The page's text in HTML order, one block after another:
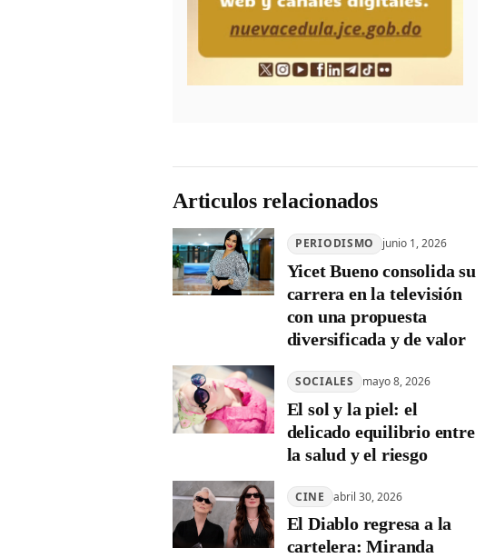
Articulos relacionados
PERIODISMO junio 1, 2026
Yicet Bueno consolida su
carrera en la televisión
con una propuesta
diversificada y de valor
SOCIALES mayo 8, 2026
El sol y la piel: el
delicado equilibrio entre
la salud y el riesgo
CINE abril 30, 2026
El Diablo regresa a la
cartelera: Miranda